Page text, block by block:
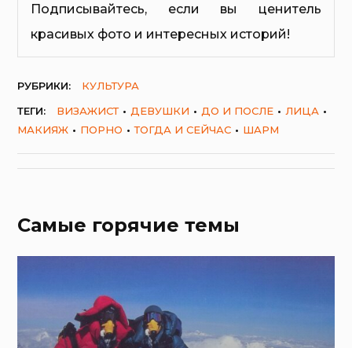
Подписывайтесь, если вы ценитель
красивых фото и интересных историй!
РУБРИКИ:
КУЛЬТУРА
ТЕГИ:
ВИЗАЖИСТ ДЕВУШКИ ДО И ПОСЛЕ
ЛИЦА
МАКИЯЖ
ПОРНО ТОГДА И СЕЙЧАС ШАРМ
Самые горячие темы